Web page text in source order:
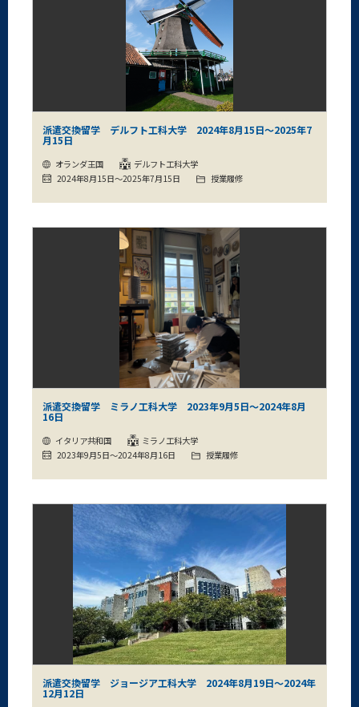
派遣交換留学 デルフト工科大学 2024年8月15日～2025年7
月15日
オランダ王国
デルフト工科大学
2024年8月15日～2025年7月15日
授業履修
派遣交換留学 ミラノ工科大学 2023年9月5日～2024年8月
16日
イタリア共和国
ミラノ工科大学
2023年9月5日～2024年8月16日
授業履修
派遣交換留学 ジョージア工科大学 2024年8月19日～2024年
12月12日